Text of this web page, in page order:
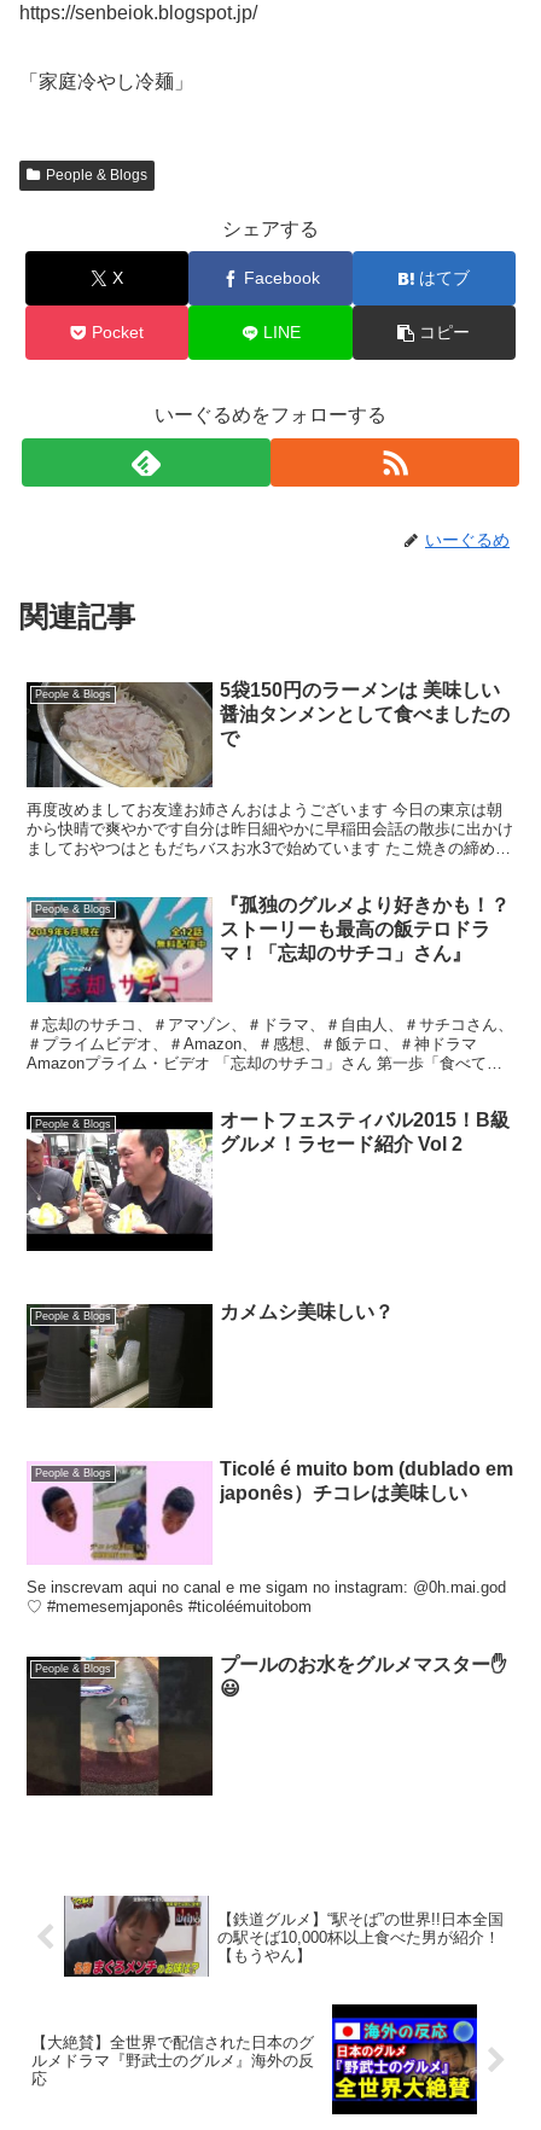
https://senbeiok.blogspot.jp/
「家庭冷やし冷麺」
People & Blogs
シェアする
X Facebook はてブ
Pocket LINE コピー
いーぐるめをフォローする
いーぐるめ
関連記事
People & Blogs
5袋150円のラーメンは 美味しい
醤油タンメンとして食べましたの
で
再度改めましてお友達お姉さんおはようございます 今日の東京は朝
から快晴で爽やかです自分は昨日細やかに早稲田会話の散歩に出かけ
ましておやつはともだちバスお水3で始めています たこ焼きの締めは
People & Blogs
『孤独のグルメより好きかも！？
ストーリーも最高の飯テロドラ
マ！「忘却のサチコ」さん』
＃忘却のサチコ、＃アマゾン、＃ドラマ、＃自由人、＃サチコさん、
＃プライムビデオ、＃Amazon、＃感想、＃飯テロ、＃神ドラマ
Amazonプライム・ビデオ 「忘却のサチコ」さん 第一歩「食べて！
People & Blogs
オートフェスティバル2015！B級
グルメ！ラセード紹介 Vol 2
People & Blogs カメムシ美味しい？
People & Blogs
Ticolé é muito bom (dublado em
japonês）チコレは美味しい
Se inscrevam aqui no canal e me sigam no instagram: @0h.mai.god
♡ #memesemjaponês #ticoléémuitobom
People & Blogs
プールのお水をグルメマスター✋
😃
【鉄道グルメ】“駅そば”の世界!!日本全国
の駅そば10,000杯以上食べた男が紹介！
【もうやん】
【大絶賛】全世界で配信された日本のグ
ルメドラマ『野武士のグルメ』海外の反
応